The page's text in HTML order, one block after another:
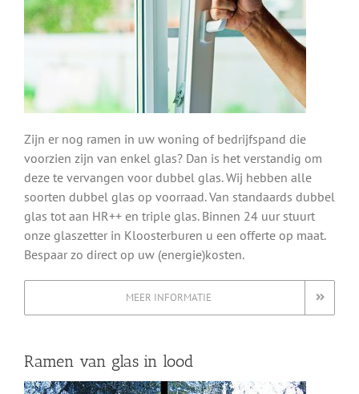
Zijn er nog ramen in uw woning of bedrijfspand die
voorzien zijn van enkel glas? Dan is het verstandig om
deze te vervangen voor dubbel glas. Wij hebben alle
soorten dubbel glas op voorraad. Van standaards dubbel
glas tot aan HR++ en triple glas. Binnen 24 uur stuurt
onze glaszetter in Kloosterburen u een offerte op maat.
Bespaar zo direct op uw (energie)kosten.
MEER INFORMATIE
Ramen van glas in lood